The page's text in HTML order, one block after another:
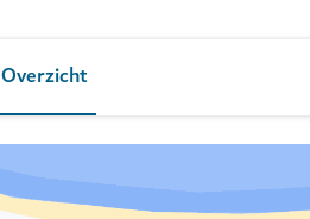
Overzicht